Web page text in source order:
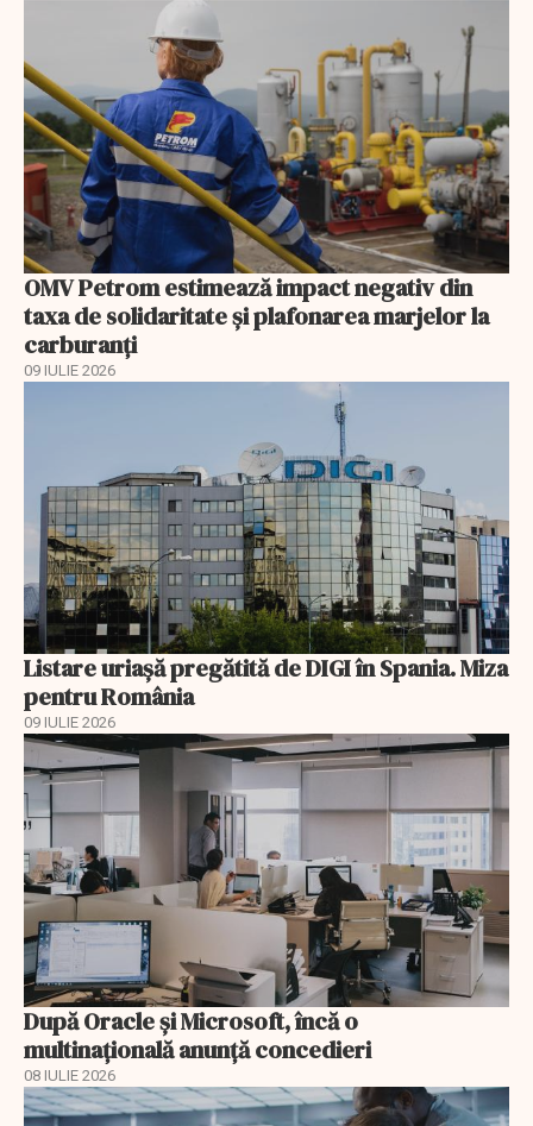
OMV Petrom estimează impact negativ din
taxa de solidaritate și plafonarea marjelor la
carburanți
09 IULIE 2026
Listare uriașă pregătită de DIGI în Spania. Miza
pentru România
09 IULIE 2026
După Oracle şi Microsoft, încă o
multinaţională anunţă concedieri
08 IULIE 2026
EXCLUSIV